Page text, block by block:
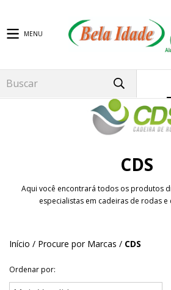
MENU
CDS
Aqui você encontrará todos os produtos
especialistas em cadeiras de rodas
Início / Procure por Marcas / CDS
Ordenar por: